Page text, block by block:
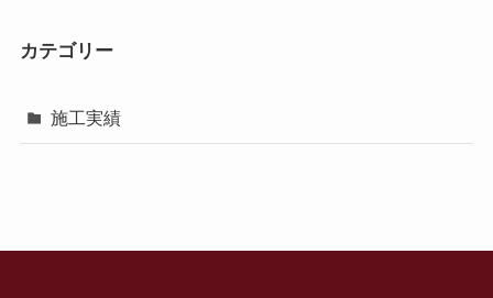
カテゴリー
施工実績